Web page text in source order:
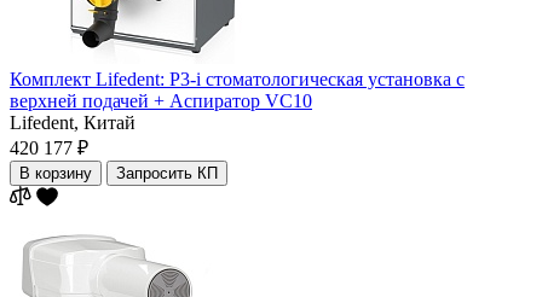
Комплект Lifedent: P3-i стоматологическая установка с
верхней подачей + Аспиратор VC10
Lifedent, Китай
420 177 ₽
В корзину Запросить КП